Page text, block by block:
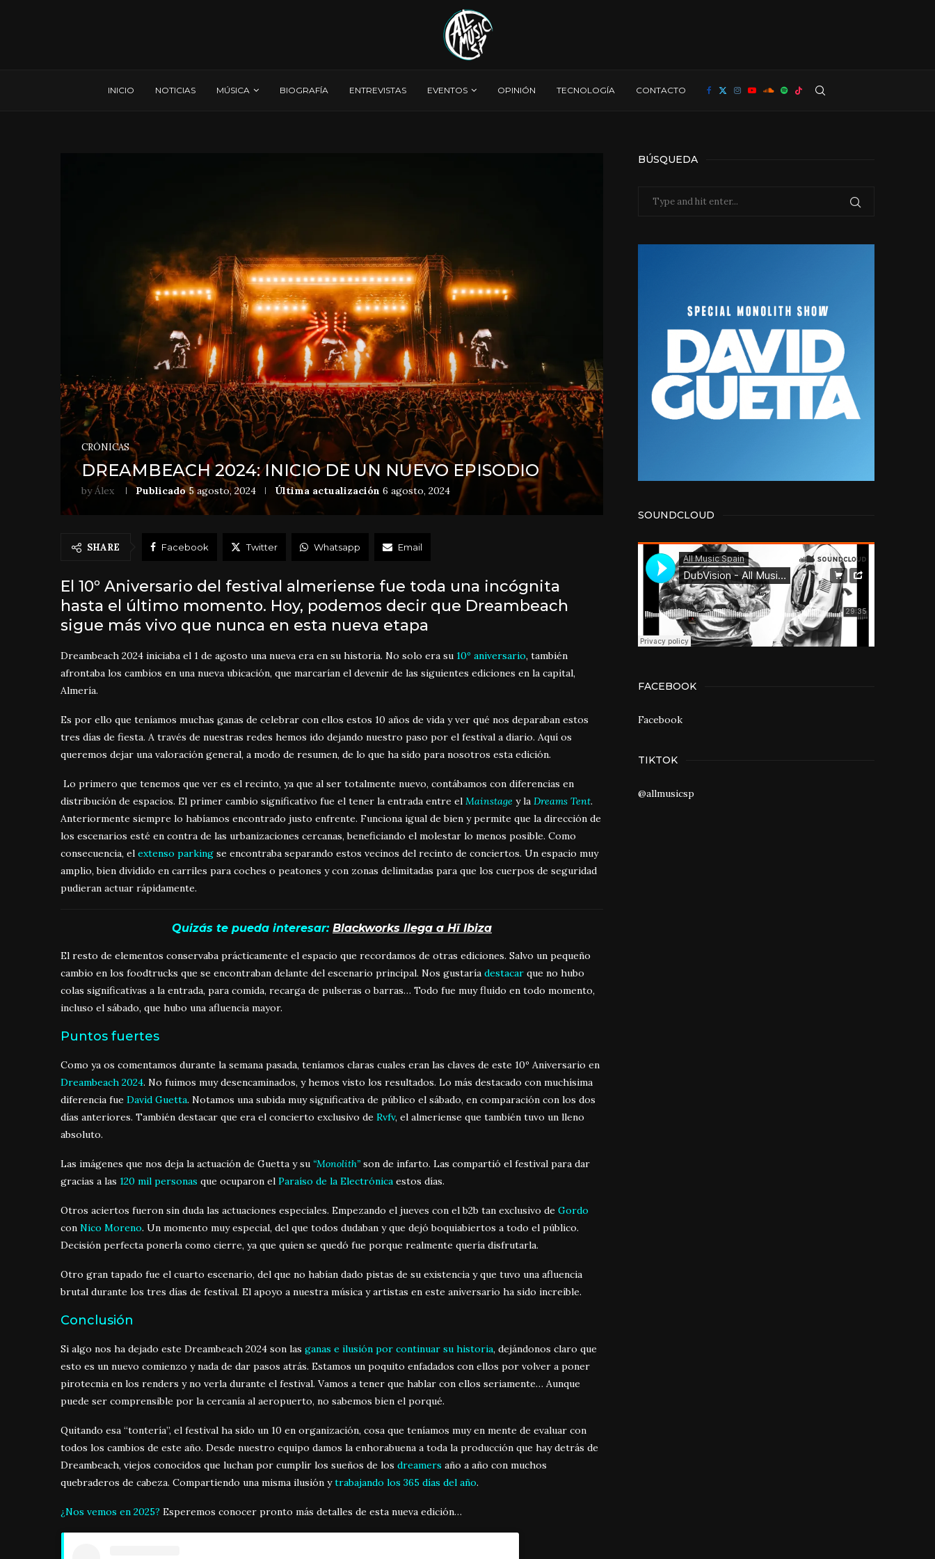
INICIO NOTICIAS MÚSICA BIOGRAFÍA ENTREVISTAS EVENTOS OPINIÓN TECNOLOGÍA CONTACTO
CRÓNICAS
DREAMBEACH 2024: INICIO DE UN NUEVO EPISODIO
byÁlex Publicado 5 agosto, 2024 Última actualización 6 agosto, 2024
SHARE Facebook Twitter Whatsapp Email
El 10º Aniversario del festival almeriense fue toda una incógnita
hasta el último momento. Hoy, podemos decir que Dreambeach
sigue más vivo que nunca en esta nueva etapa
Dreambeach 2024 iniciaba el 1 de agosto una nueva era en su historia. No solo era su 10º aniversario, también
afrontaba los cambios en una nueva ubicación, que marcarían el devenir de las siguientes ediciones en la capital,
Almería.
Es por ello que teníamos muchas ganas de celebrar con ellos estos 10 años de vida y ver qué nos deparaban estos
tres días de fiesta. A través de nuestras redes hemos ido dejando nuestro paso por el festival a diario. Aquí os
queremos dejar una valoración general, a modo de resumen, de lo que ha sido para nosotros esta edición.
Lo primero que tenemos que ver es el recinto, ya que al ser totalmente nuevo, contábamos con diferencias en
distribución de espacios. El primer cambio significativo fue el tener la entrada entre el Mainstage y la Dreams Tent.
Anteriormente siempre lo habíamos encontrado justo enfrente. Funciona igual de bien y permite que la dirección de
los escenarios esté en contra de las urbanizaciones cercanas, beneficiando el molestar lo menos posible. Como
consecuencia, el extenso parking se encontraba separando estos vecinos del recinto de conciertos. Un espacio muy
amplio, bien dividido en carriles para coches o peatones y con zonas delimitadas para que los cuerpos de seguridad
pudieran actuar rápidamente.
Quizás te pueda interesar: Blackworks llega a Hï Ibiza
El resto de elementos conservaba prácticamente el espacio que recordamos de otras ediciones. Salvo un pequeño
cambio en los foodtrucks que se encontraban delante del escenario principal. Nos gustaría destacar que no hubo
colas significativas a la entrada, para comida, recarga de pulseras o barras… Todo fue muy fluido en todo momento,
incluso el sábado, que hubo una afluencia mayor.
Puntos fuertes
Como ya os comentamos durante la semana pasada, teníamos claras cuales eran las claves de este 10º Aniversario en
Dreambeach 2024. No fuimos muy desencaminados, y hemos visto los resultados. Lo más destacado con muchísima
diferencia fue David Guetta. Notamos una subida muy significativa de público el sábado, en comparación con los dos
días anteriores. También destacar que era el concierto exclusivo de Rvfv, el almeriense que también tuvo un lleno
absoluto.
Las imágenes que nos deja la actuación de Guetta y su “Monolith” son de infarto. Las compartió el festival para dar
gracias a las 120 mil personas que ocuparon el Paraíso de la Electrónica estos días.
Otros aciertos fueron sin duda las actuaciones especiales. Empezando el jueves con el b2b tan exclusivo de Gordo
con Nico Moreno. Un momento muy especial, del que todos dudaban y que dejó boquiabiertos a todo el público.
Decisión perfecta ponerla como cierre, ya que quien se quedó fue porque realmente quería disfrutarla.
Otro gran tapado fue el cuarto escenario, del que no habían dado pistas de su existencia y que tuvo una afluencia
brutal durante los tres días de festival. El apoyo a nuestra música y artistas en este aniversario ha sido increíble.
Conclusión
Si algo nos ha dejado este Dreambeach 2024 son las ganas e ilusión por continuar su historia, dejándonos claro que
esto es un nuevo comienzo y nada de dar pasos atrás. Estamos un poquito enfadados con ellos por volver a poner
pirotecnia en los renders y no verla durante el festival. Vamos a tener que hablar con ellos seriamente… Aunque
puede ser comprensible por la cercanía al aeropuerto, no sabemos bien el porqué.
Quitando esa “tontería”, el festival ha sido un 10 en organización, cosa que teníamos muy en mente de evaluar con
todos los cambios de este año. Desde nuestro equipo damos la enhorabuena a toda la producción que hay detrás de
Dreambeach, viejos conocidos que luchan por cumplir los sueños de los dreamers año a año con muchos
quebraderos de cabeza. Compartiendo una misma ilusión ytrabajando los 365 días del año.
¿Nos vemos en 2025? Esperemos conocer pronto más detalles de esta nueva edición…
BÚSQUEDA
SOUNDCLOUD
FACEBOOK
Facebook
TIKTOK
@allmusicsp